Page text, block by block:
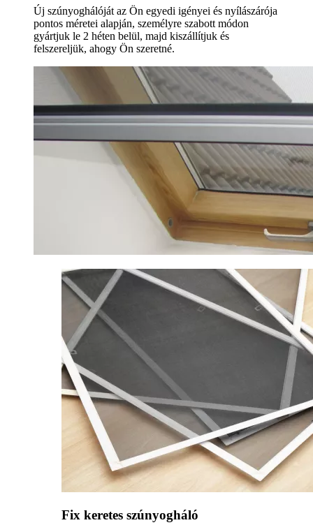
Új szúnyoghálóját az Ön egyedi igényei és nyílászárója
pontos méretei alapján, személyre szabott módon
gyártjuk le 2 héten belül, majd kiszállítjuk és
felszereljük, ahogy Ön szeretné.
Fix keretes szúnyogháló